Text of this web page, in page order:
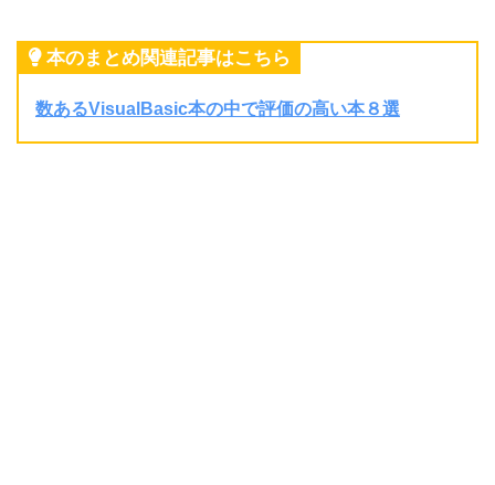
本のまとめ関連記事はこちら
数あるVisualBasic本の中で評価の高い本８選